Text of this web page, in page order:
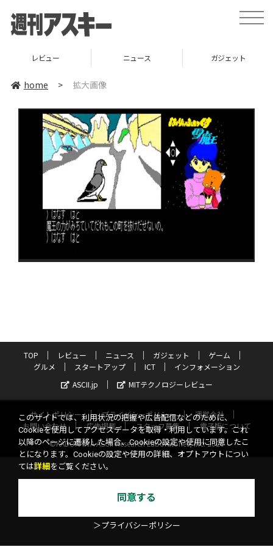
toggle
レビュー ニュース ガジェット
home > 拡大画像
TOP レビュー ニュース ガジェット
ゲーム
グルメ
スタートアップ ICT
インフォメーション
ASCII.jp
MITテクノロジーレビュー
サイトポリシー プライバシーポリシー
運営会社
お問い合わせ
広告掲載 スタッフ募集
電子版について
©KADOKAWA ASCII Research Laboratories, Inc. 2026
このサイトでは、利用状況の把握や広告配信などのために、
Cookieを使用してアクセスデータを取得・利用しています。これ
以降のページに遷移した場合、Cookieの設定や使用に同意したこ
とになります。Cookieの設定や使用の詳細、オプトアウトについ
ては詳細 をご覧ください。
同意する
＞プライバシーポリシー